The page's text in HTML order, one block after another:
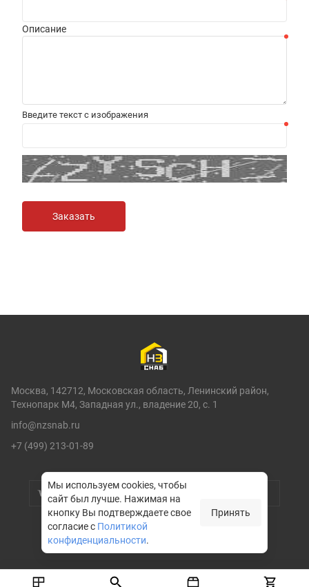
Описание
Введите текст с изображения
Москва, 142712, Московская область, Ленинский район,
Технопарк М4, Западная ул., владение 20, с. 1
info@nzsnab.ru
+7 (499) 213-01-89
Мы используем cookies, чтобы
сайт был лучше. Нажимая на
кнопку Вы подтверждаете свое
согласие с Политикой
конфиденциальности.
Принять